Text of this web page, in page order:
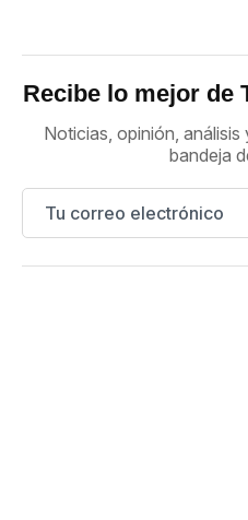
Recibe lo mejor de
Noticias, opinión,
bandeja